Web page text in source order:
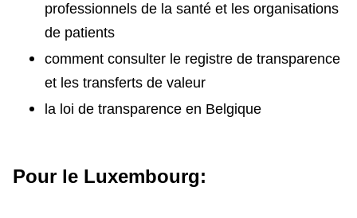
professionnels de la santé et les organisations
de patients
comment consulter le registre de transparence
et les transferts de valeur
la loi de transparence en Belgique
Pour le Luxembourg: